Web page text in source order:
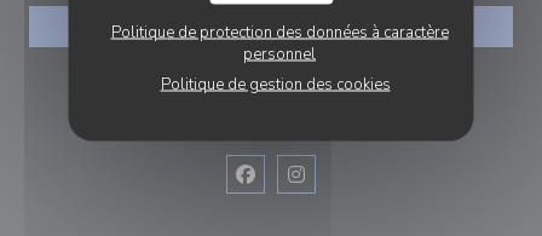
Politique de protection des données à caractère
personnel
Politique de gestion des cookies
PRIVATISER
NOUS SUIVRE
Facebook ((ouvre une nouvelle
Instagram ((ouvre une